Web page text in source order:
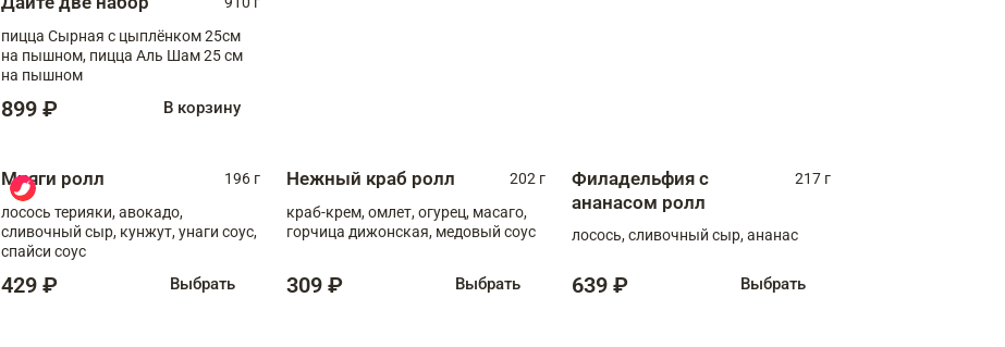
пицца Сырная с цыплёнком 25см
на пышном, пицца Аль Шам 25 см
на пышном
899 ₽ В корзину
Мияги ролл
196 г
лосось терияки, авокадо,
сливочный сыр, кунжут, унаги соус,
спайси соус
429 ₽ Выбрать
Нежный краб ролл
202 г
краб-крем, омлет, огурец, масаго,
горчица дижонская, медовый соус
309 ₽ Выбрать
Филадельфия с
ананасом ролл
217 г
лосось, сливочный сыр, ананас
639 ₽ Выбрать